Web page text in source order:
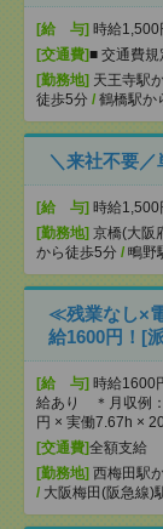
[給 与] 時給1,500
[交通費]■ 交通費
[勤務地] 天王寺駅
徒歩5分 / 鶴橋駅か
＼来社不要
[給 与] 時給1,500
[勤務地] 京橋(大阪
から徒歩5分 / 鴫野
≪残業なし×
給1600円！[
[給 与] 時給
給あり ＊月収例
円 × 実働7.67h × 20
[交通費]全額支給
[勤務地] 西梅田駅
/ 大阪梅田(阪急線)